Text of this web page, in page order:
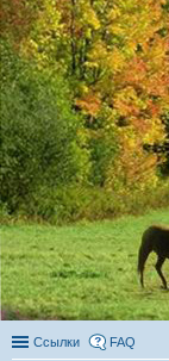
Ссылки FAQ